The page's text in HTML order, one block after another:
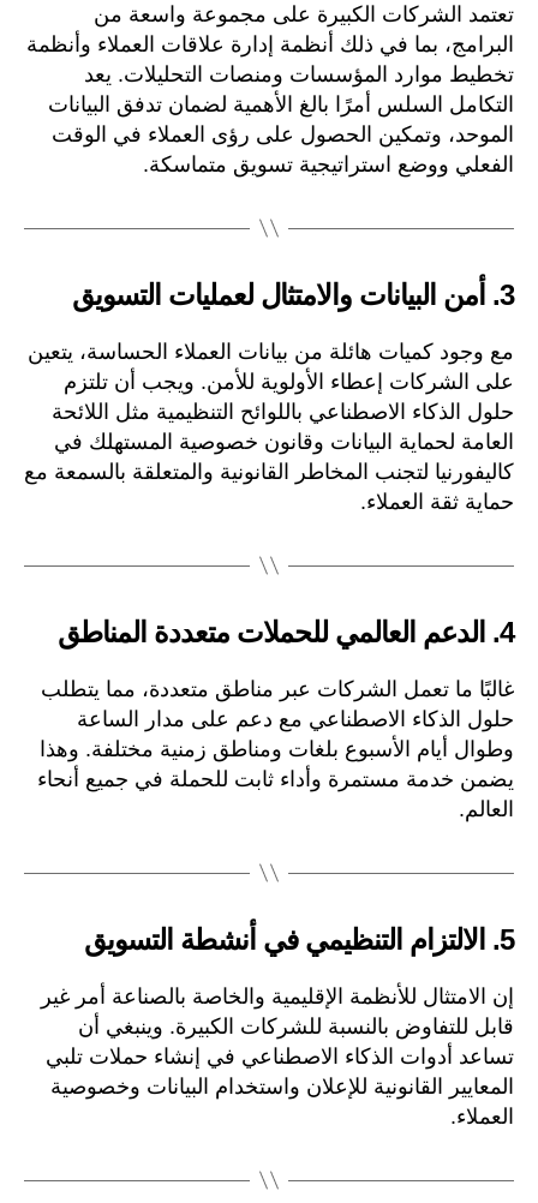
تعتمد الشركات الكبيرة على مجموعة واسعة من
البرامج، بما في ذلك أنظمة إدارة علاقات العملاء وأنظمة
تخطيط موارد المؤسسات ومنصات التحليلات. يعد
التكامل السلس أمرًا بالغ الأهمية لضمان تدفق البيانات
الموحد، وتمكين الحصول على رؤى العملاء في الوقت
الفعلي ووضع استراتيجية تسويق متماسكة.
3. أمن البيانات والامتثال لعمليات التسويق
مع وجود كميات هائلة من بيانات العملاء الحساسة، يتعين
على الشركات إعطاء الأولوية للأمن. ويجب أن تلتزم
حلول الذكاء الاصطناعي باللوائح التنظيمية مثل اللائحة
العامة لحماية البيانات وقانون خصوصية المستهلك في
كاليفورنيا لتجنب المخاطر القانونية والمتعلقة بالسمعة مع
حماية ثقة العملاء.
4. الدعم العالمي للحملات متعددة المناطق
غالبًا ما تعمل الشركات عبر مناطق متعددة، مما يتطلب
حلول الذكاء الاصطناعي مع دعم على مدار الساعة
وطوال أيام الأسبوع بلغات ومناطق زمنية مختلفة. وهذا
يضمن خدمة مستمرة وأداء ثابت للحملة في جميع أنحاء
العالم.
5. الالتزام التنظيمي في أنشطة التسويق
إن الامتثال للأنظمة الإقليمية والخاصة بالصناعة أمر غير
قابل للتفاوض بالنسبة للشركات الكبيرة. وينبغي أن
تساعد أدوات الذكاء الاصطناعي في إنشاء حملات تلبي
المعايير القانونية للإعلان واستخدام البيانات وخصوصية
العملاء.